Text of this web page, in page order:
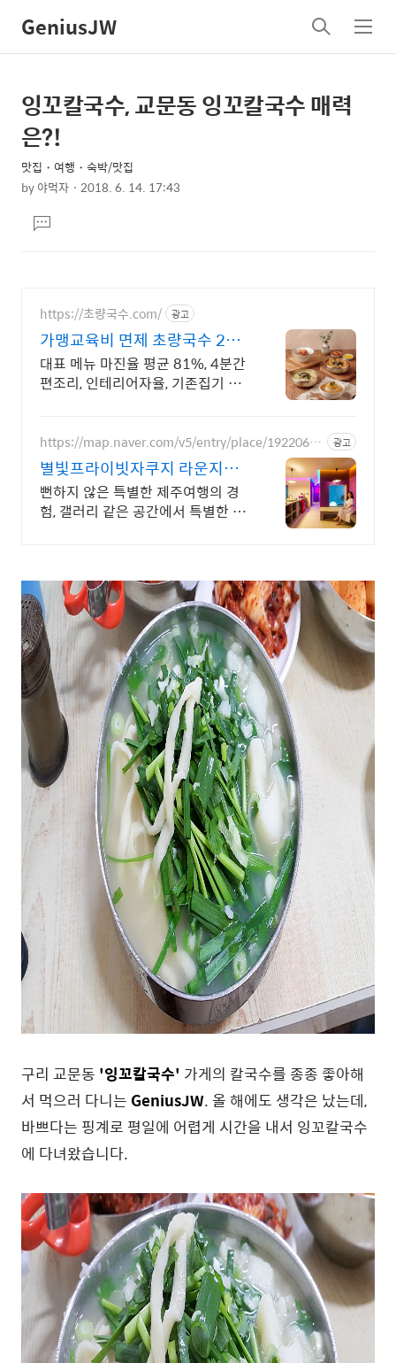
GeniusJW
검
색
메
뉴
상
세
컨
텐
본
문
제
목
잉꼬칼국수, 교문동 잉꼬칼국수 매력
은?!
맛집・여행・숙박/맛집
by야먹자 2018. 6. 14. 17:43
문댓
글
https://초량국수.com/ 광고
가맹교육비 면제 초량국수 20호
점까지 가맹교육비 면제
대표 메뉴 마진율 평균 81%, 4분간
편조리, 인테리어자율, 기존집기 사
https://map.naver.com/v5/entry/place/19220634
98
광고
별빛프라이빗자쿠지 라운지독
채 사진보다 더좋아요. 찐 리뷰
뻔하지 않은 특별한 제주여행의 경
험, 갤러리 같은 공간에서 특별한 가
구리 교문동 '잉꼬칼국수' 가게의 칼국수를 종종 좋아해
서 먹으러 다니는 GeniusJW. 올 해에도 생각은 났는데,
바쁘다는 핑계로 평일에 어렵게 시간을 내서 잉꼬칼국수
에 다녀왔습니다.